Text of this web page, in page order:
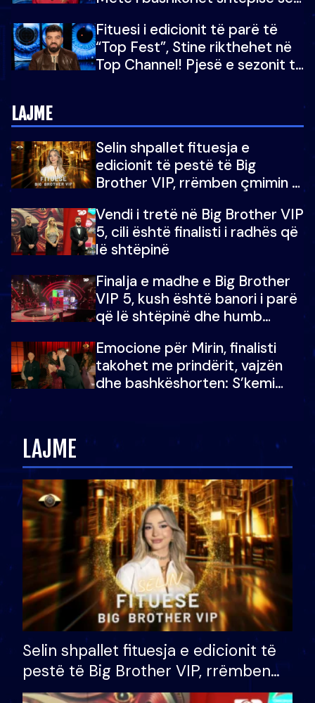
për në fund!
Fituesi i edicionit të parë të
“Top Fest”, Stine rikthehet në
Top Channel! Pjesë e sezonit të
LAJME
Selin shpallet fituesja e
edicionit të pestë të Big
Brother VIP, rrëmben çmimin e
Vendi i tretë në Big Brother VIP
5, cili është finalisti i radhës që
lë shtëpinë
Finalja e madhe e Big Brother
VIP 5, kush është banori i parë
që lë shtëpinë dhe humb
çmimin e madh
Emocione për Mirin, finalisti
takohet me prindërit, vajzën
dhe bashkëshorten: S’kemi
LAJME
Selin shpallet fituesja e edicionit të
pestë të Big Brother VIP, rrëmben
çmimin e madh prej 100 mijë eurosh